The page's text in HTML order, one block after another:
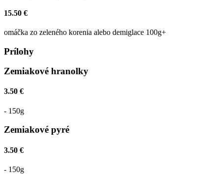
15.50 €
omáčka zo zeleného korenia alebo demiglace 100g+
Prílohy
Zemiakové hranolky
3.50 €
- 150g
Zemiakové pyré
3.50 €
- 150g